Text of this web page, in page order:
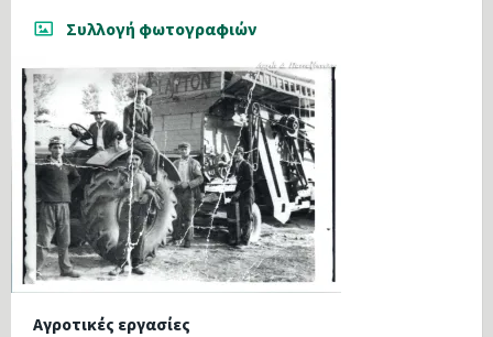
Συλλογή φωτογραφιών
Αγροτικές εργασίες